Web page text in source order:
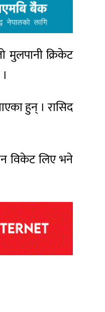
मुलपानी क्रिकेट
हुन् । रासिद
विकेट लिए भने